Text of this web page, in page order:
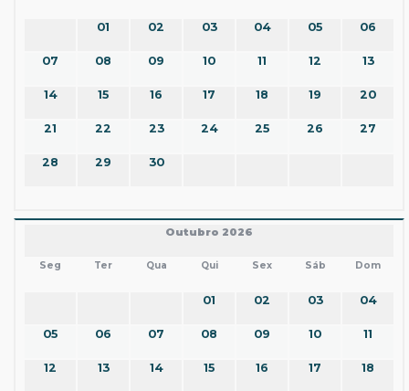
01 02 03 04 05 06
07 08 09 10 11 12 13
14 15 16 17 18 19 20
21 22 23 24 25 26 27
28 29 30
Outubro 2026
Seg Ter Qua Qui Sex Sáb Dom
01 02 03 04
05 06 07 08 09 10 11
12 13 14 15 16 17 18